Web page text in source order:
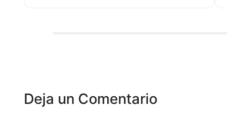
Deja un Comentario